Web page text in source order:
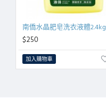
南僑水晶肥皂洗衣液體2.4kg
$250
加入購物車